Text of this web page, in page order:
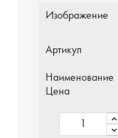
Изображение
Артикул
Наименование
Цена